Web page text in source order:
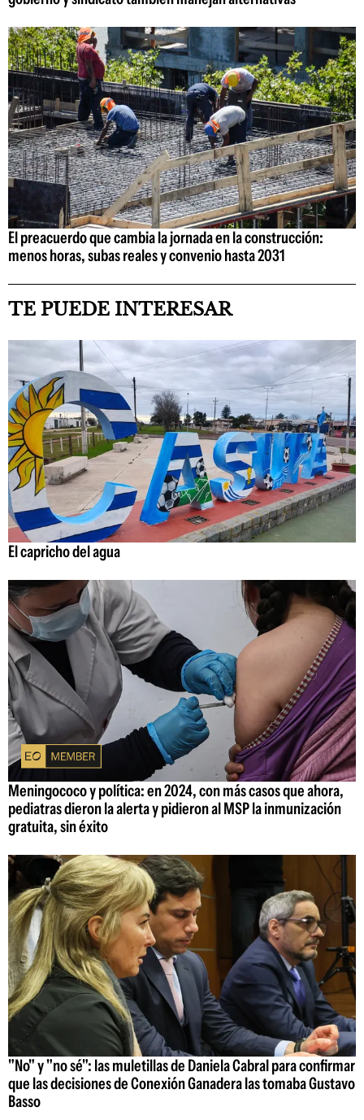
El preacuerdo que cambia la jornada en la construcción:
menos horas, subas reales y convenio hasta 2031
TE PUEDE INTERESAR
El capricho del agua
Meningococo y política: en 2024, con más casos que ahora,
pediatras dieron la alerta y pidieron al MSP la inmunización
gratuita, sin éxito
"No" y "no sé": las muletillas de Daniela Cabral para confirmar
que las decisiones de Conexión Ganadera las tomaba Gustavo
Basso